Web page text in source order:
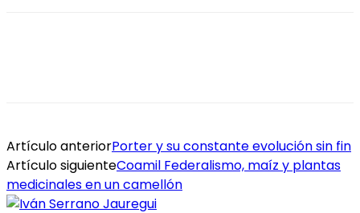
Artículo anteriorPorter y su constante evolución sin fin
Artículo siguienteCoamil Federalismo, maíz y plantas
medicinales en un camellón